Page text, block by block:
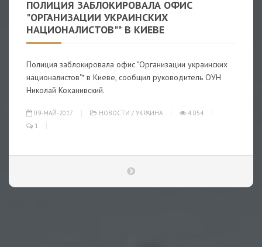
ПОЛИЦИЯ ЗАБЛОКИРОВАЛА ОФИС
"ОРГАНИЗАЦИИ УКРАИНСКИХ
НАЦИОНАЛИСТОВ"* В КИЕВЕ
Полиция заблокировала офис "Организации украинских
националистов"* в Киеве, сообщил руководитель ОУН
Николай Коханивский.
09-МАЙ-2017 НОВОСТИ / УКРАИНА
4 054
1